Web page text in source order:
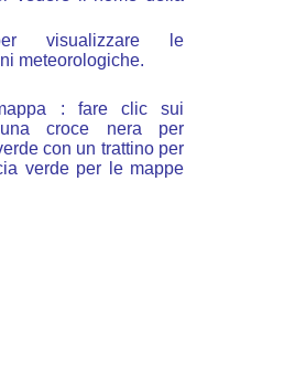
visualizzare le
meteorologiche.
: fare clic sui
croce nera per
con un trattino per
verde per le mappe